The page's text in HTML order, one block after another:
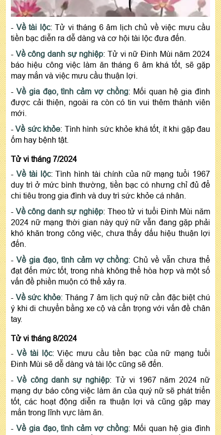
- Về tài lộc: Tử vi tháng 6 âm lịch chủ về việc mưu cầu
tiền bạc diễn ra dễ dàng và cơ hội tài lộc đưa đến.
- Về công danh sự nghiệp: Tử vi nữ Đinh Mùi năm 2024
báo hiệu công việc làm ăn tháng 6 âm khá tốt, sẽ gặp
may mắn và việc mưu cầu thuận lợi.
- Về gia đạo, tình cảm vợ chồng: Mối quan hệ gia đình
được cải thiện, ngoài ra còn có tin vui thêm thành viên
mới.
-Về sức khỏe: Tình hình sức khỏe khá tốt, ít khi gặp đau
ốm hay bệnh tật.
Tử vi tháng 7/2024
- Về tài lộc: Tình hình tài chính của nữ mạng tuổi 1967
duy trì ở mức bình thường, tiền bạc có nhưng chỉ đủ để
chi tiêu trong gia đình và duy trì sức khỏe cá nhân.
- Về công danh sự nghiệp: Theo tử vi tuổi Đinh Mùi năm
2024 nữ mạng thời gian này quý nữ vẫn đang gặp phải
khó khăn trong công việc, chưa thấy dấu hiệu thuận lợi
đến.
- Về gia đạo, tình cảm vợ chồng: Chủ về vẫn chưa thể
đạt đến mức tốt, trong nhà không thể hòa hợp và một số
vấn đề phiền muộn có thể xảy ra.
- Về sức khỏe: Tháng 7 âm lịch quý nữ cần đặc biệt chú
ý khi di chuyển bằng xe cộ và cẩn trọng với vấn đề chân
tay.
Tử vi tháng 8/2024
- Về tài lộc: Việc mưu cầu tiền bạc của nữ mạng tuổi
Đinh Mùi sẽ dễ dàng và tài lộc cũng sẽ đến.
-Về công danh sự nghiệp: Tử vi 1967 năm 2024 nữ
mạng dự báo công việc làm ăn của quý nữ sẽ phát triển
tốt, các hoạt động diễn ra thuận lợi và cũng gặp may
mắn trong lĩnh vực làm ăn.
- Về gia đạo, tình cảm vợ chồng: Mối quan hệ gia đình